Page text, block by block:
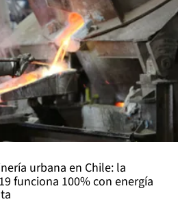
urbana en Chile: la
funciona 100% con energía